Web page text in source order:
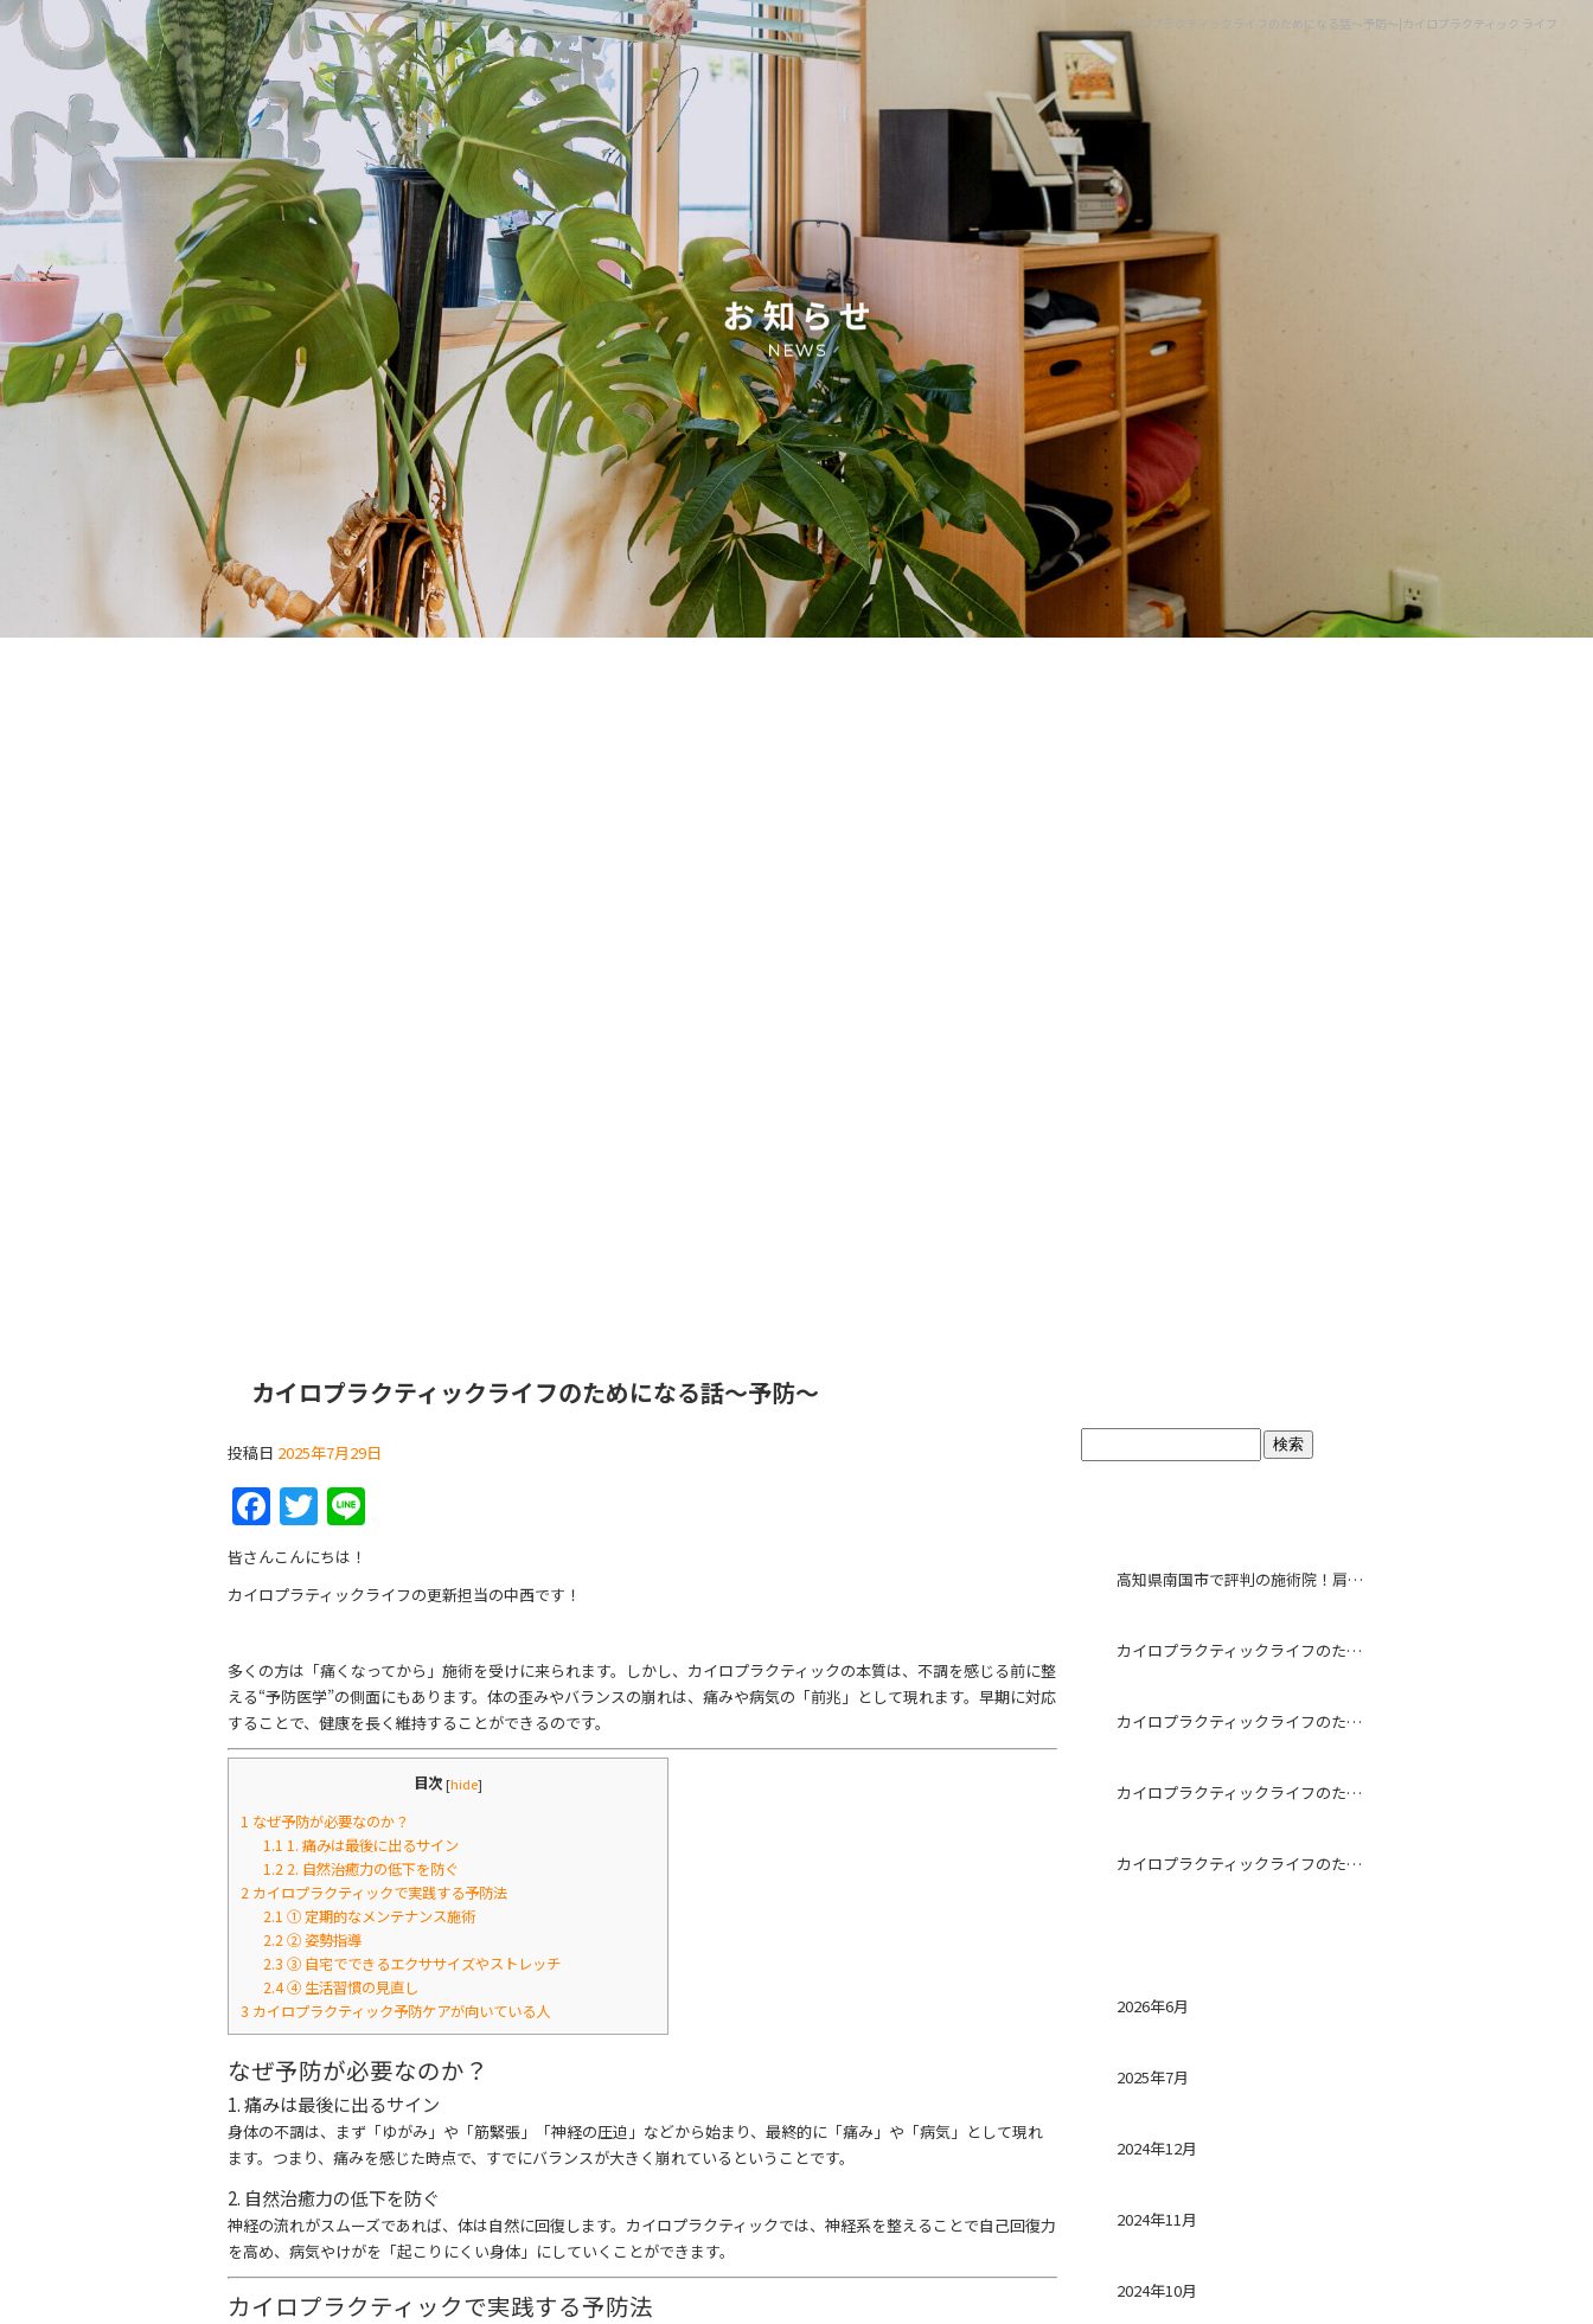
カイロプラクティックライフのためになる話～予防～|カイロプラクティック ライフ
カイロプラクティックライフのためになる話～予防～
投稿日 2025年7月29日
F
a
c
e
b
o
o
k
T
w
itt
er
e
皆さんこんにちは！
カイロプラティックライフの更新担当の中西です！
多くの方は「痛くなってから」施術を受けに来られます。しかし、カイロプラクティックの本質は、不調を感じる前に整
える“予防医学”の側面にもあります。体の歪みやバランスの崩れは、痛みや病気の「前兆」として現れます。早期に対応
することで、健康を長く維持することができるのです。
目次 [hide]
1 なぜ予防が必要なのか？
1.1 1. 痛みは最後に出るサイン
1.2 2. 自然治癒力の低下を防ぐ
2 カイロプラクティックで実践する予防法
2.1 ① 定期的なメンテナンス施術
2.2 ② 姿勢指導
2.3 ③ 自宅でできるエクササイズやストレッチ
2.4④ 生活習慣の見直し
3 カイロプラクティック予防ケアが向いている人
なぜ予防が必要なのか？
1. 痛みは最後に出るサイン
身体の不調は、まず「ゆがみ」や「筋緊張」「神経の圧迫」などから始まり、最終的に「痛み」や「病気」として現れ
ます。つまり、痛みを感じた時点で、すでにバランスが大きく崩れているということです。
2. 自然治癒力の低下を防ぐ
神経の流れがスムーズであれば、体は自然に回復します。カイロプラクティックでは、神経系を整えることで自己回復力
を高め、病気やけがを「起こりにくい身体」にしていくことができます。
カイロプラクティックで実践する予防法
高知県南国市で評判の施術院！肩こり解消で毎日をより快適に
カイロプラクティックライフのためになる話～予防～
カイロプラクティックライフのためになる話～ストレッチ～
カイロプラクティックライフのためになる話～冷房～
カイロプラクティックライフのためになる話～ストレートネック～
2026年6月
2025年7月
2024年12月
2024年11月
2024年10月